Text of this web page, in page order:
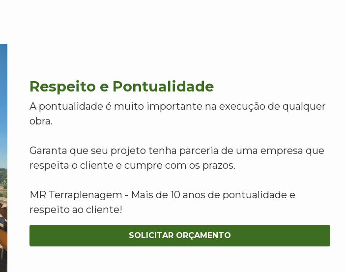
Respeito e Pontualidade
A pontualidade é muito importante na execução de qualquer
obra.
Garanta que seu projeto tenha parceria de uma empresa que
respeita o cliente e cumpre com os prazos.
MR Terraplenagem - Mais de 10 anos de pontualidade e
respeito ao cliente!
SOLICITAR ORÇAMENTO